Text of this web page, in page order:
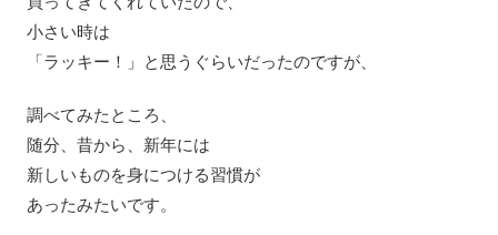
小さい時は
「ラッキー！」と思うぐらいだったのですが、
調べてみたところ、
随分、昔から、新年には
新しいものを身につける習慣が
あったみたいです。